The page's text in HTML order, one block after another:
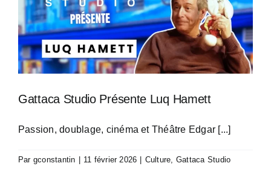
Gattaca Studio Présente Luq Hamett
Passion, doublage, cinéma et Théâtre Edgar [...]
Par gconstantin 11 février 2026 Culture, Gattaca Studio